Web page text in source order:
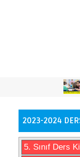
7. SINIF
2023-2024
5. Sınıf Ders